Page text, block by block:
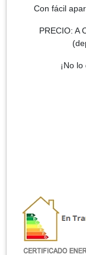
Con fácil
PRECIO: A
¡No